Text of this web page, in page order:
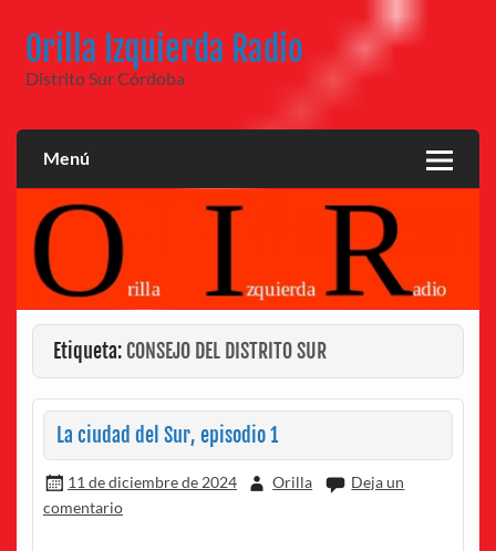
contenido
Orilla Izquierda Radio
Distrito Sur Córdoba
Menú
Etiqueta: CONSEJO DEL DISTRITO SUR
La ciudad del Sur, episodio 1
11 de diciembre de 2024 Orilla
Deja un
comentario